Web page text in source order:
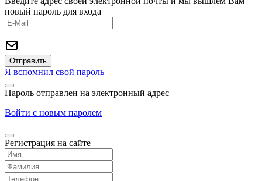
новый пароль для входа
Я вспомнил свой пароль
Пароль отправлен на электронный адрес
Войти с новым паролем
Регистрация на сайте